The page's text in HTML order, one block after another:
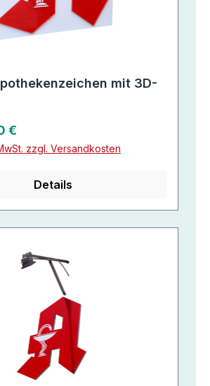
mit 3D-
€
zzgl. Versandkosten
Details